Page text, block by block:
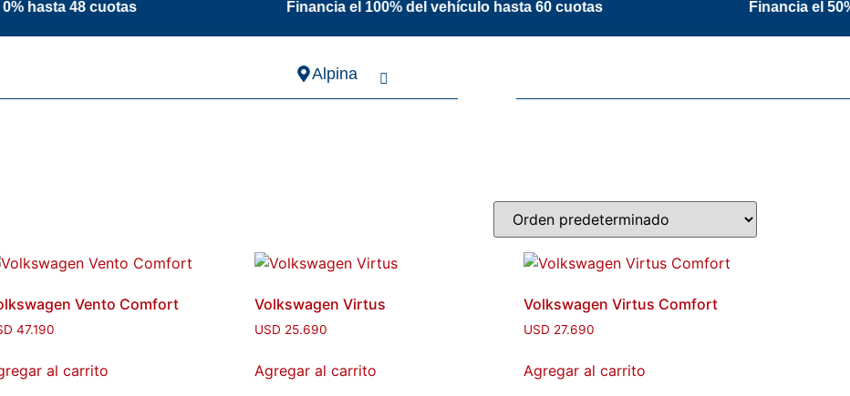
48 cuotas Financia el 100% del vehículo hasta 60 cuotasFinancia el 50% del
Alpina
Vento Comfort
47.190
al carrito
Volkswagen Virtus
USD 25.690
Agregar al carrito
Volkswagen Virtus Comfort
USD 27.690
Agregar al carrito